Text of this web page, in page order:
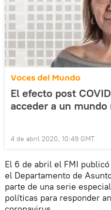
Voces del Mundo
El efecto post
acceder a un
4 de abril 2020, 10:49 GMT
El 6 de abril el FMI
el Departamento de
parte de una serie
políticas para responder